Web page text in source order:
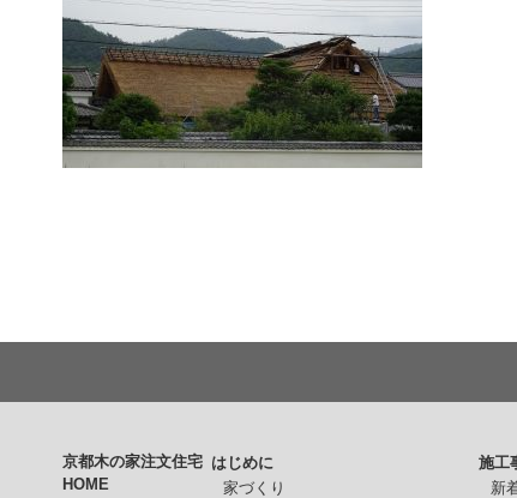
京都木の家注文住宅
HOME
はじめに
家づくり
施工
新